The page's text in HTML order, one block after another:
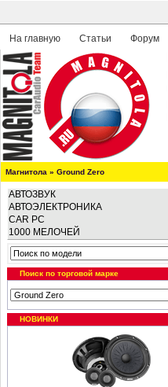
На главную Статьи Форум
Магнитола » Ground Zero
АВТОЗВУК
АВТОЭЛЕКТРОНИКА
CAR PC
1000 МЕЛОЧЕЙ
Поиск по торговой марке
НОВИНКИ